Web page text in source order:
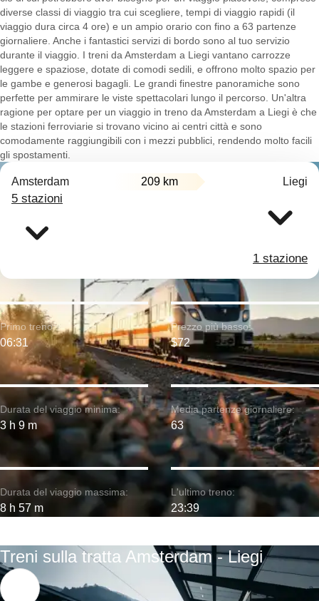
diverse classi di viaggio tra cui scegliere, tempi di viaggio rapidi (il
viaggio dura circa 4 ore) e un ampio orario con fino a 63 partenze
giornaliere. Anche i fantastici servizi di bordo sono al tuo servizio
durante il viaggio. I treni da Amsterdam a Liegi vantano carrozze
leggere e spaziose, dotate di comodi sedili, e offrono molto spazio per
le gambe e generosi bagagli. Le grandi finestre panoramiche sono
perfette per ammirare le viste spettacolari lungo il percorso. Un'altra
ragione per optare per un viaggio in treno da Amsterdam a Liegi è che
le stazioni ferroviarie si trovano vicino ai centri città e sono
comodamente raggiungibili con i mezzi pubblici, rendendo molto facili
gli spostamenti.
Amsterdam 209 km Liegi
5 stazioni
1 stazione
Durata del viaggio minima:
3 h 9 m
Primo treno:
06:31
Durata del viaggio massima:
8 h 57 m
Prezzo più basso:
$72
Media partenze giornaliere:
63
L'ultimo treno:
23:39
Treni sulla tratta Amsterdam - Liegi